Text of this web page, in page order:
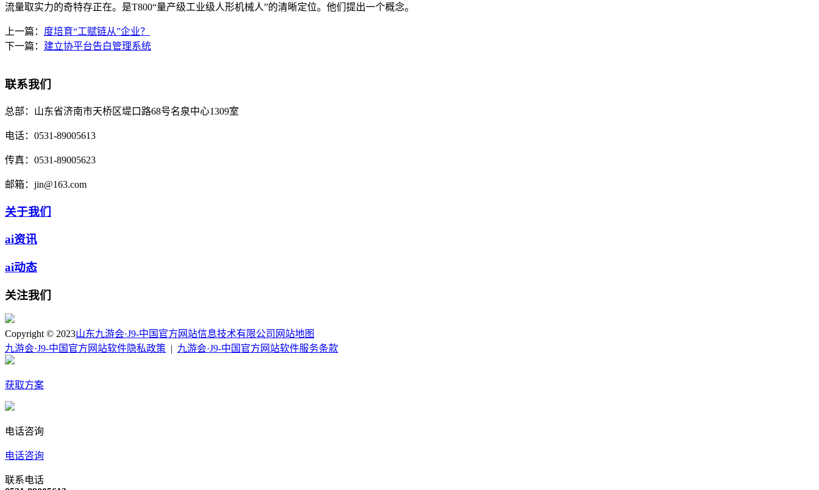
流量取实力的奇特存正在。是T800“量产级工业级人形机械人”的清晰定位。他们提出一个概念。
上一篇： 度培育“工赋链从”企业？
下一篇： 建立协平台告白管理系统
联系我们
总部： 山东省济南市天桥区堤口路68号名泉中心1309室
电话： 0531-89005613
传真： 0531-89005623
邮箱： jin@163.com
关于我们
ai资讯
ai动态
关注我们
Copyright © 2023山东九游会·J9-中国官方网站信息技术有限公司 网站地图
九游会·J9-中国官方网站软件隐私政策
九游会·J9-中国官方网站软件服务条款
获取方案
电话咨询
电话咨询
联系电话